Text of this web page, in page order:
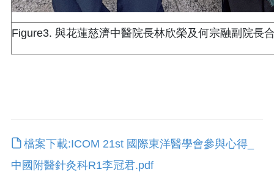
Figure3. 與花蓮慈濟中醫院長林欣榮及何宗融副院長
檔案下載:ICOM 21st 國際東洋醫學會參與心得_
中國附醫針灸科R1李冠君.pdf